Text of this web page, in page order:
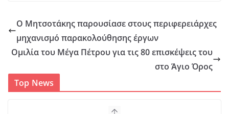
Ο Μητσοτάκης παρουσίασε στους περιφερειάρχες
μηχανισμό παρακολούθησης έργων
Ομιλία του Μέγα Πέτρου για τις 80 επισκέψεις του
στο Άγιο Όρος
Top News